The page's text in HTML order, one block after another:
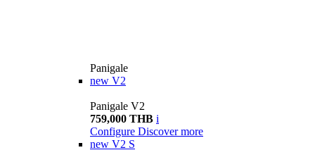
Panigale
new V2
Panigale V2
759,000 THB i
Configure Discover more
new V2 S